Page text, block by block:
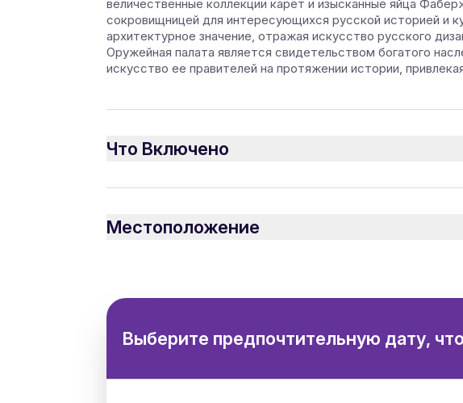
величественные коллекции карет и изысканные яйца
сокровищницей для интересующихся русской историей и
архитектурное значение, отражая искусство русского
Оружейная палата является свидетельством богатого
искусство ее правителей на протяжении истории,
Что Включено
Включено
Личный гид на любом языке
Не
Местоположение
Выберите предпочтительную дату,